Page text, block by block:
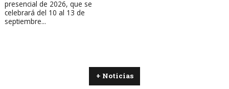
presencial de 2026, que se
celebrará del 10 al 13 de
septiembre...
+ Noticias